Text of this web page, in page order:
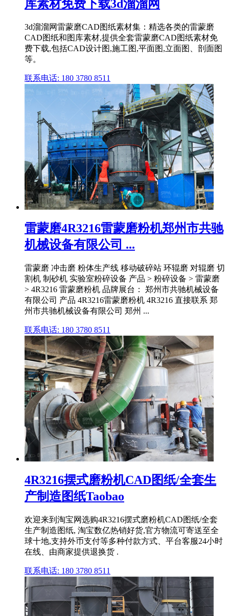
库素材免费下载3d溜溜网
3d溜溜网雷蒙磨CAD图纸素材集：精选各类的雷蒙磨
CAD图纸和图库素材,提供全套雷蒙磨CAD图纸素材免
费下载,包括CAD设计图,施工图,平面图,立面图、剖面图
等。
联系电话: 180 3780 8511
雷蒙磨4R3216雷蒙磨粉机郑州市共驰
机械设备有限公司 ...
雷蒙磨 冲击磨 粉体生产线 移动破碎站 环辊磨 对辊磨 切
割机 制砂机 实验室粉碎设备 产品 > 粉碎设备 > 雷蒙磨
> 4R3216 雷蒙磨粉机 品牌展台： 郑州市共驰机械设备
有限公司 产品 4R3216雷蒙磨粉机 4R3216 直接联系 郑
州市共驰机械设备有限公司 郑州 ...
联系电话: 180 3780 8511
4R3216摆式磨粉机CAD图纸/全套生
产制造图纸Taobao
欢迎来到淘宝网选购4R3216摆式磨粉机CAD图纸/全套
生产制造图纸, 淘宝数亿热销好货,官方物流可寄送至全
球十地,支持外币支付等多种付款方式、平台客服24小时
在线、由商家提供退换货 .
联系电话: 180 3780 8511